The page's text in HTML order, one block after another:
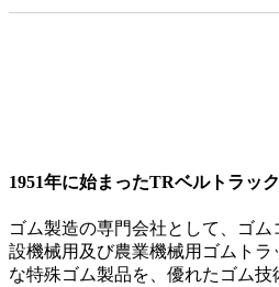
1951年に始まったTRベルトラッ
ゴム製造の専門会社として、ゴ
設機械用及び農業機械用ゴムト
な特殊ゴム製品を、優れたゴム